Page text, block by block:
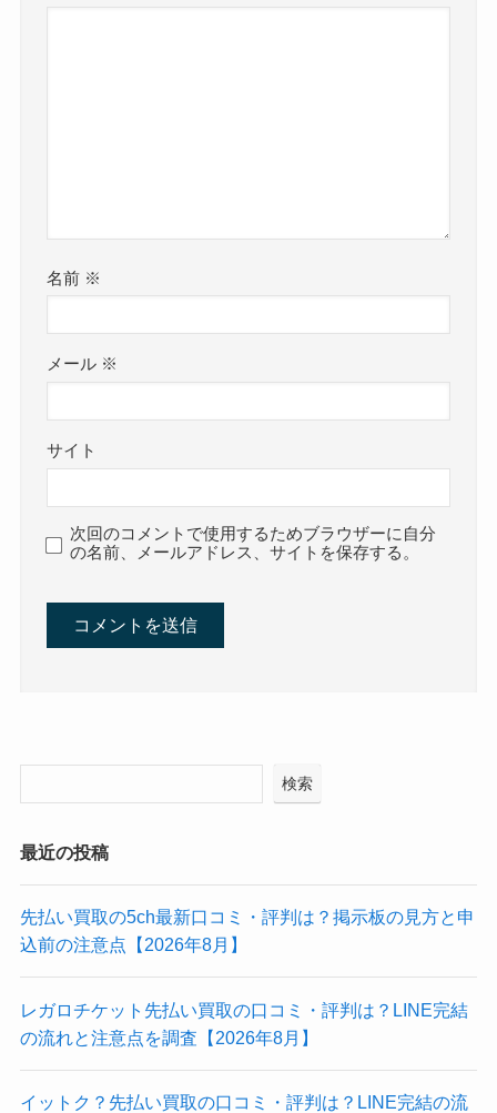
名前 ※
メール ※
サイト
次回のコメントで使用するためブラウザーに自分
の名前、メールアドレス、サイトを保存する。
検索
最近の投稿
先払い買取の5ch最新口コミ・評判は？掲示板の見方と申
込前の注意点【2026年8月】
レガロチケット先払い買取の口コミ・評判は？LINE完結
の流れと注意点を調査【2026年8月】
イットク？先払い買取の口コミ・評判は？LINE完結の流